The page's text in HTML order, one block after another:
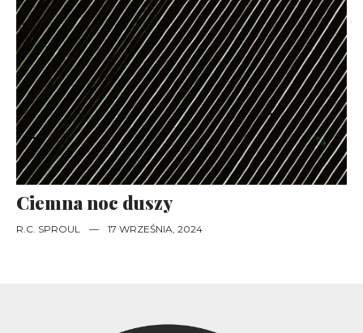
Ciemna noc duszy
R.C. SPROUL — 17 WRZEŚNIA, 2024